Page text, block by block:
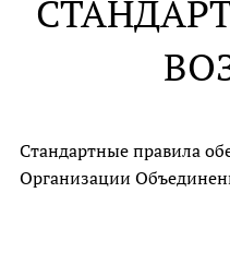
Стандартные правила
Организации